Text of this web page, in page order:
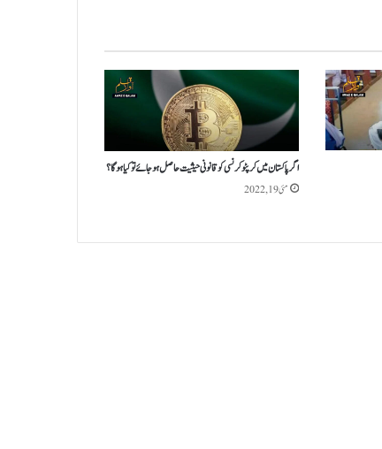
اگر پاکستان میں کرپٹو کرنسی کو قانونی حیثیت حاصل ہو جائے تو کیا ہوگا؟
مئی 19, 2022